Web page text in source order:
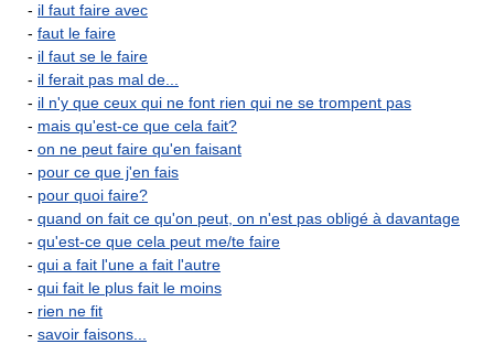
- il faut faire avec
- faut le faire
- il faut se le faire
- il ferait pas mal de...
- il n'y que ceux qui ne font rien qui ne se trompent pas
- mais qu'est-ce que cela fait?
- on ne peut faire qu'en faisant
- pour ce que j'en fais
- pour quoi faire?
- quand on fait ce qu'on peut, on n'est pas obligé à davantage
- qu'est-ce que cela peut me/te faire
- qui a fait l'une a fait l'autre
- qui fait le plus fait le moins
- rien ne fit
- savoir faisons...